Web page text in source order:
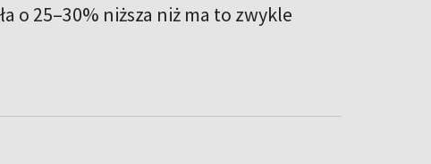
o 25–30% niższa niż ma to zwykle